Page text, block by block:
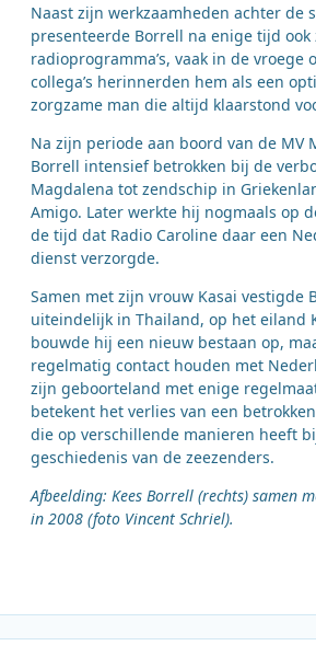
Naast zijn werkzaamheden achter de
presenteerde Borrell na enige tijd ook
radioprogramma’s, vaak in de vroege
collega’s herinnerden hem als een
zorgzame man die altijd klaarstond
Na zijn periode aan boord van de MV
Borrell intensief betrokken bij de
Magdalena tot zendschip in
Amigo. Later werkte hij nogmaals op
de tijd dat Radio Caroline daar een
dienst verzorgde.
Samen met zijn vrouw Kasai vestigde
uiteindelijk in Thailand, op het eiland
bouwde hij een nieuw bestaan op,
regelmatig contact houden met
zijn geboorteland met enige
betekent het verlies van een
die op verschillende manieren heeft
geschiedenis van de zeezenders.
Afbeelding: Kees Borrell (rechts) samen
in 2008 (foto Vincent Schriel).